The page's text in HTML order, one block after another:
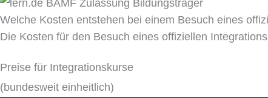
Welche Kosten entstehen bei einem Besuch eines
Die Kosten für den Besuch eines offiziellen
Preise für Integrationskurse
(bundesweit einheitlich)